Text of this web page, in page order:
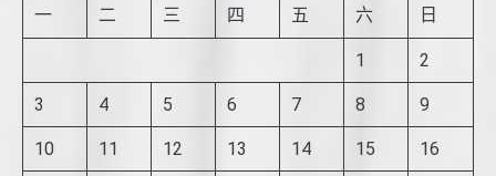
一 二 三 四 五 六 日
1 2
3 4 5 6 7 8 9
10 11 12 13 14 15 16